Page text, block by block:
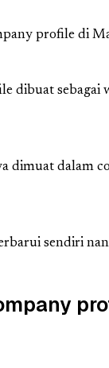
profile di
dibuat sebagai
dimuat dalam
sendiri